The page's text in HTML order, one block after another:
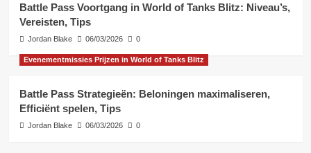
Battle Pass Voortgang in World of Tanks Blitz: Niveau’s,
Vereisten, Tips
Jordan Blake 06/03/2026 0
Evenementmissies Prijzen in World of Tanks Blitz
Battle Pass Strategieën: Beloningen maximaliseren,
Efficiënt spelen, Tips
Jordan Blake 06/03/2026 0